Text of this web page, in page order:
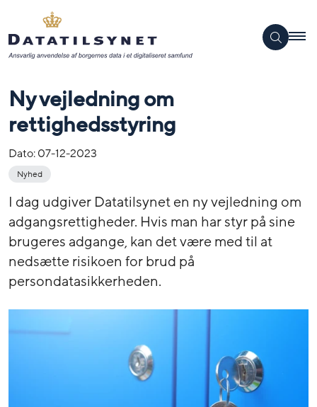
Ny vejledning om
rettighedsstyring
Dato:07-12-2023
Nyhed
I dag udgiver Datatilsynet en ny vejledning om
adgangsrettigheder. Hvis man har styr på sine
brugeres adgange, kan det være med til at
nedsætte risikoen for brud på
persondatasikkerheden.